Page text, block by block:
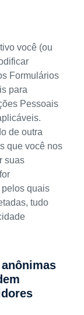
você (ou
Formulários
para
Pessoais
de outra
que você nos
suas
quais
tudo